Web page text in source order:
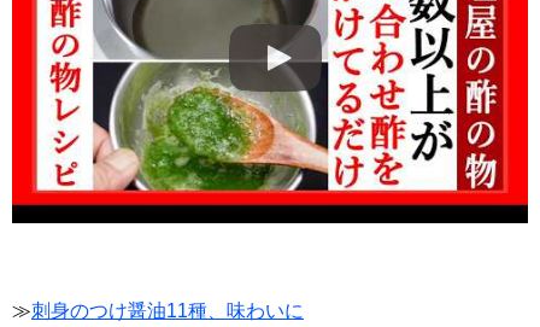
≫刺身のつけ醤油11種、味わいに